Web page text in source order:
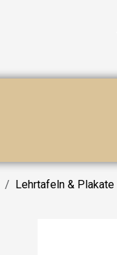
Lehrtafeln & Plakate